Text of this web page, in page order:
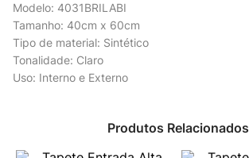
Modelo: 4031BRILABI
Tamanho: 40cm x 60cm
Tipo de material: Sintético
Tonalidade: Claro
Uso: Interno e Externo
Produtos Relacionados